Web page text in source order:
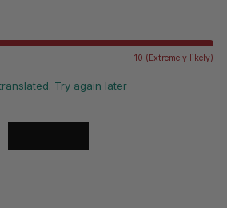
10 (Extremely likely)
Try again later